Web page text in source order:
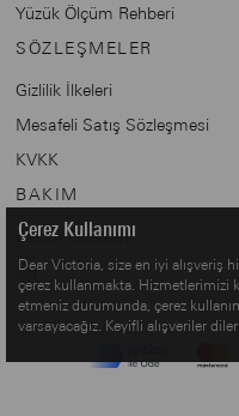
Yüzük Ölçüm Rehberi
SÖZLEŞMELER
Gizlilik İlkeleri
Mesafeli Satış Sözleşmesi
KVKK
BAKIM
Bakım Önerileri
Çerez Kullanımı
Dear Victoria, size en iyi alışveriş
çerez kullanmakta. Hizmetlerimizi
etmeniz durumunda, çerez
varsayacağız. Keyifli alışveriler